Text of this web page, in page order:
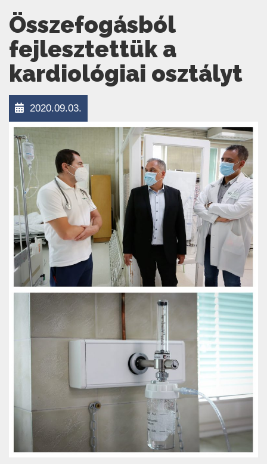
Összefogásból
fejlesztettük a
kardiológiai osztályt
2020.09.03.